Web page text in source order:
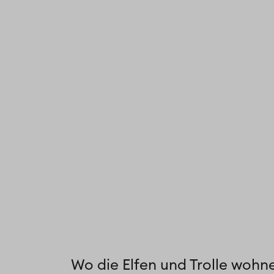
Wo die Elfen und Trolle